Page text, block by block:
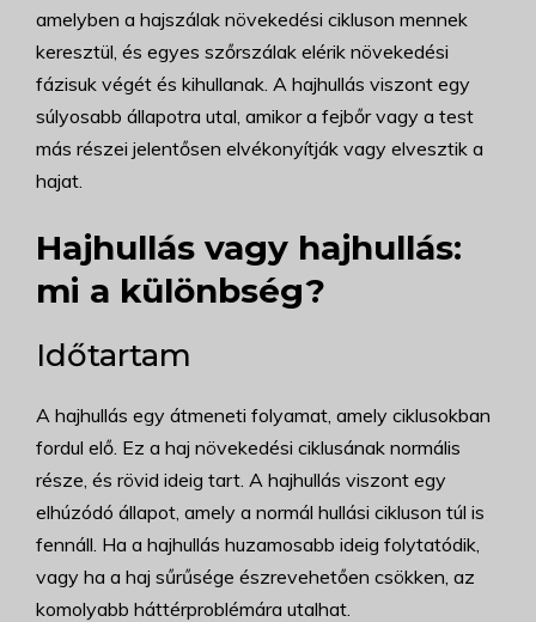
amelyben a hajszálak növekedési cikluson mennek
keresztül, és egyes szőrszálak elérik növekedési
fázisuk végét és kihullanak. A hajhullás viszont egy
súlyosabb állapotra utal, amikor a fejbőr vagy a test
más részei jelentősen elvékonyítják vagy elvesztik a
hajat.
Hajhullás vagy hajhullás:
mi a különbség?
Időtartam
A hajhullás egy átmeneti folyamat, amely ciklusokban
fordul elő. Ez a haj növekedési ciklusának normális
része, és rövid ideig tart. A hajhullás viszont egy
elhúzódó állapot, amely a normál hullási cikluson túl is
fennáll. Ha a hajhullás huzamosabb ideig folytatódik,
vagy ha a haj sűrűsége észrevehetően csökken, az
komolyabb háttérproblémára utalhat.